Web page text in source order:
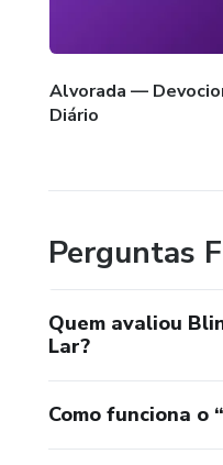
Alvorada —
Diário
Perguntas
Quem avaliou
Lar?
Como funciona o